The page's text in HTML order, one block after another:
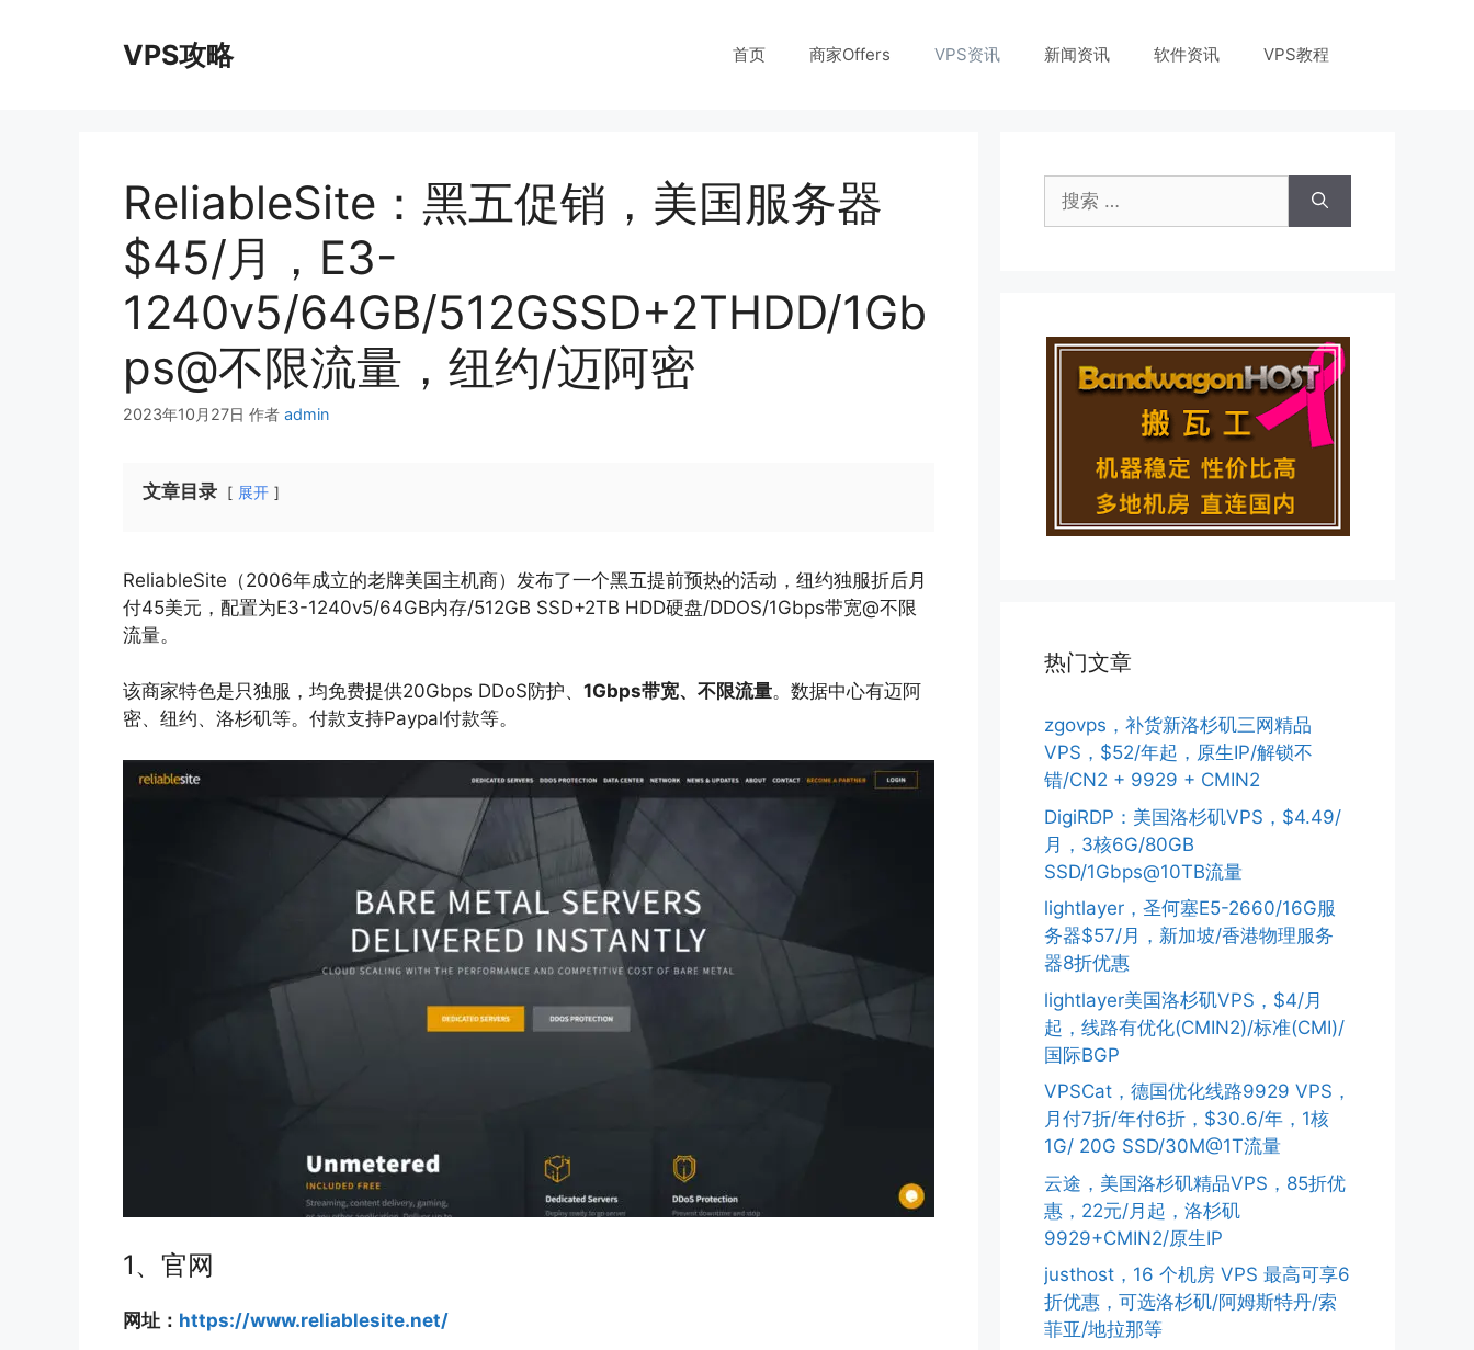
VPS攻略 首页 商家Offers VPS资讯 新闻资讯 软件资讯 VPS教程
ReliableSite：黑五促销，美国服务器
$45/月，E3-
1240v5/64GB/512GSSD+2THDD/1Gb
ps@不限流量，纽约/迈阿密
2023年10月27日 作者 admin
文章目录 展开
ReliableSite（2006年成立的老牌美国主机商）发布了一个黑五提前预热的活动，纽约独服折后月
付45美元，配置为E3-1240v5/64GB内存/512GB SSD+2TB HDD硬盘/DDOS/1Gbps带宽@不限
流量。
该商家特色是只独服，均免费提供20Gbps DDoS防护、 1Gbps带宽、不限流量。数据中心有迈阿
密、纽约、洛杉矶等。付款支持Paypal付款等。
1、官网
网址： https://www.reliablesite.net/
索：
热门文章
zgovps，补货新洛杉矶三网精品
VPS，$52/年起，原生IP/解锁不
错/CN2 + 9929 + CMIN2
DigiRDP：美国洛杉矶VPS，$4.49/
月，3核6G/80GB
SSD/1Gbps@10TB流量
lightlayer，圣何塞E5-2660/16G服
务器$57/月，新加坡/香港物理服务
器8折优惠
lightlayer美国洛杉矶VPS，$4/月
起，线路有优化(CMIN2)/标准(CMI)/
国际BGP
VPSCat，德国优化线路9929 VPS，
月付7折/年付6折，$30.6/年，1核
1G/ 20G SSD/30M@1T流量
云途，美国洛杉矶精品VPS，85折优
惠，22元/月起，洛杉矶
9929+CMIN2/原生IP
justhost，16 个机房 VPS 最高可享6
折优惠，可选洛杉矶/阿姆斯特丹/索
菲亚/地拉那等